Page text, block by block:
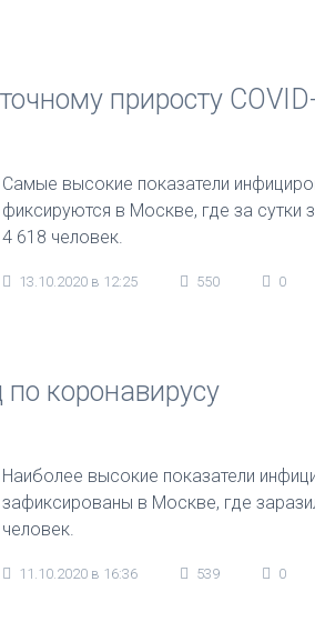
приросту
Самые высокие показатели
фиксируются в Москве, где за сутки
4 618 человек.
13.10.2020 в 12:25 550 0
коронавирусу
Наиболее высокие показатели
зафиксированы в Москве, где
человек.
11.10.2020 в 16:36 539 0